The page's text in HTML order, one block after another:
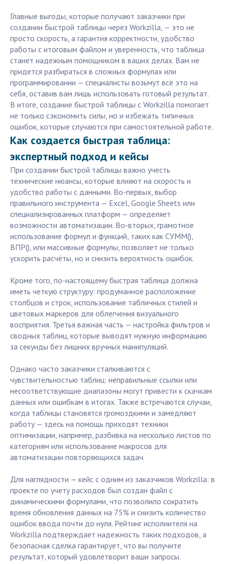
Главные выгоды, которые получают заказчики при
создании быстрой таблицы через Workzilla, — это не
просто скорость, а гарантия корректности, удобство
работы с итоговым файлом и уверенность, что таблица
станет надежным помощником в ваших делах. Вам не
придется разбираться в сложных формулах или
программировании — специалисты возьмут всё это на
себя, оставив вам лишь использовать готовый результат.
В итоге, создание быстрой таблицы с Workzilla помогает
не только сэкономить силы, но и избежать типичных
ошибок, которые случаются при самостоятельной работе.
Как создается быстрая таблица:
экспертный подход и кейсы
При создании быстрой таблицы важно учесть
технические нюансы, которые влияют на скорость и
удобство работы с данными. Во-первых, выбор
правильного инструмента — Excel, Google Sheets или
специализированных платформ — определяет
возможности автоматизации. Во-вторых, грамотное
использование формул и функций, таких как СУММ(),
ВПР(), или массивные формулы, позволяет не только
ускорить расчёты, но и снизить вероятность ошибок.
Кроме того, по-настоящему быстрая таблица должна
иметь четкую структуру: продуманное расположение
столбцов и строк, использование табличных стилей и
цветовых маркеров для облегчения визуального
восприятия. Третья важная часть — настройка фильтров и
сводных таблиц, которые выводят нужную информацию
за секунды без лишних вручных манипуляций.
Однако часто заказчики сталкиваются с
чувствительностью таблиц: неправильные ссылки или
несоответствующие диапазоны могут привести к скачкам
данных или ошибкам в итогах. Также встречаются случаи,
когда таблицы становятся громоздкими и замедляют
работу — здесь на помощь приходят техники
оптимизации, например, разбивка на несколько листов по
категориям или использование макросов для
автоматизации повторяющихся задач.
Для наглядности — кейс с одним из заказчиков Workzilla: в
проекте по учету расходов был создан файл с
динамическими формулами, что позволило сократить
время обновления данных на 75% и снизить количество
ошибок ввода почти до нуля. Рейтинг исполнителя на
Workzilla подтверждает надежность таких подходов, а
безопасная сделка гарантирует, что вы получите
результат, который удовлетворит ваши запросы.